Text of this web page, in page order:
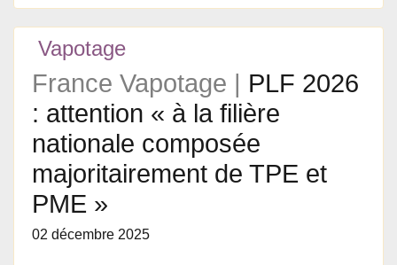
Vapotage
France Vapotage | PLF 2026
: attention « à la filière
nationale composée
majoritairement de TPE et
PME »
02 décembre 2025